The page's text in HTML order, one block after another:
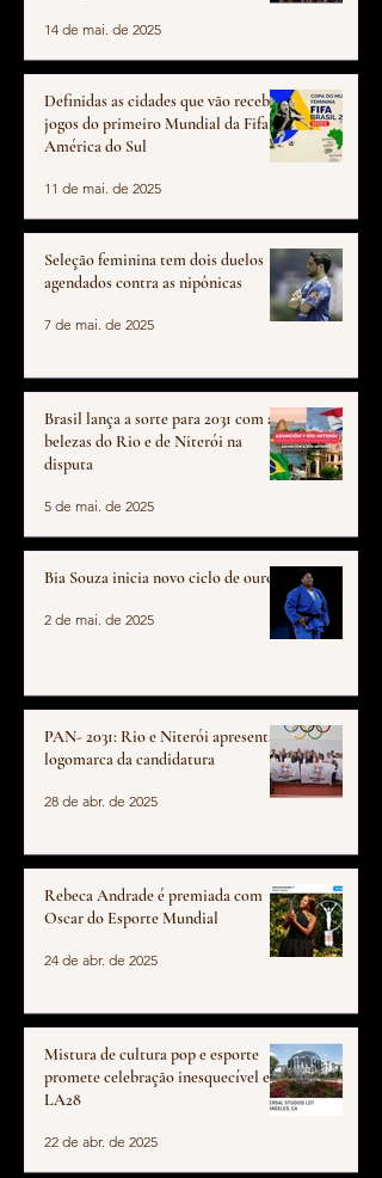
14 de mai. de 2025
Definidas as cidades que vão receber
jogos do primeiro Mundial da Fifa na
América do Sul
11 de mai. de 2025
Seleção feminina tem dois duelos
agendados contra as nipônicas
7 de mai. de 2025
Brasil lança a sorte para 2031 com as
belezas do Rio e de Niterói na
disputa
5 de mai. de 2025
Bia Souza inicia novo ciclo de ouro
2 de mai. de 2025
PAN- 2031: Rio e Niterói apresentam
logomarca da candidatura
28 de abr. de 2025
Rebeca Andrade é premiada com
Oscar do Esporte Mundial
24 de abr. de 2025
Mistura de cultura pop e esporte
promete celebração inesquecível em
LA28
22 de abr. de 2025